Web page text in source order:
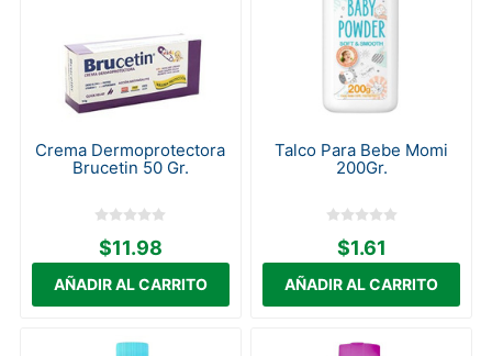
Crema Dermoprotectora
Brucetin 50 Gr.
$11.98
Talco Para Bebe Momi
200Gr.
$1.61